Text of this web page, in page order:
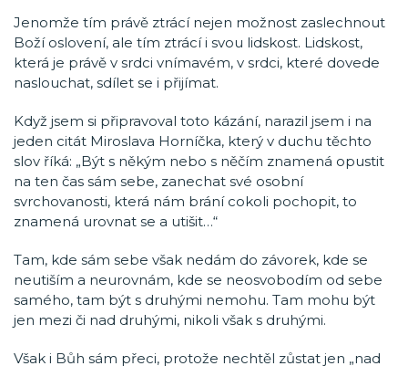
Jenomže tím právě ztrácí nejen možnost zaslechnout
Boží oslovení, ale tím ztrácí i svou lidskost. Lidskost,
která je právě v srdci vnímavém, v srdci, které dovede
naslouchat, sdílet se i přijímat.
Když jsem si připravoval toto kázání, narazil jsem i na
jeden citát Miroslava Horníčka, který v duchu těchto
slov říká: „Být s někým nebo s něčím znamená opustit
na ten čas sám sebe, zanechat své osobní
svrchovanosti, která nám brání cokoli pochopit, to
znamená urovnat se a utišit…“
Tam, kde sám sebe však nedám do závorek, kde se
neutiším a neurovnám, kde se neosvobodím od sebe
samého, tam být s druhými nemohu. Tam mohu být
jen mezi či nad druhými, nikoli však s druhými.
Však i Bůh sám přeci, protože nechtěl zůstat jen „nad